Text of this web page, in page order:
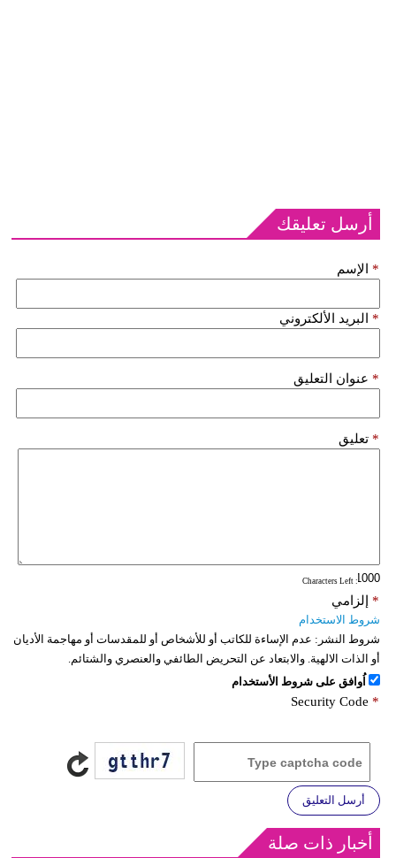
أرسل تعليقك
الإسم *
البريد الألكتروني *
عنوان التعليق *
تعليق *
: Characters Left
إلزامي *
شروط الاستخدام
شروط النشر: عدم الإساءة للكاتب أو للأشخاص أو للمقدسات أو مهاجمة الأديان
أو الذات الالهية. والابتعاد عن التحريض الطائفي والعنصري والشتائم.
اُوافق على شروط الأستخدام
Security Code *
أرسل التعليق
أخبار ذات صلة